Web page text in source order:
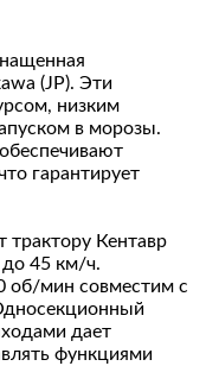
(JP). Эти
низким
в морозы.
гарантирует
трактору Кентавр
до 45 км/ч.
мин совместим с
дает
функциями